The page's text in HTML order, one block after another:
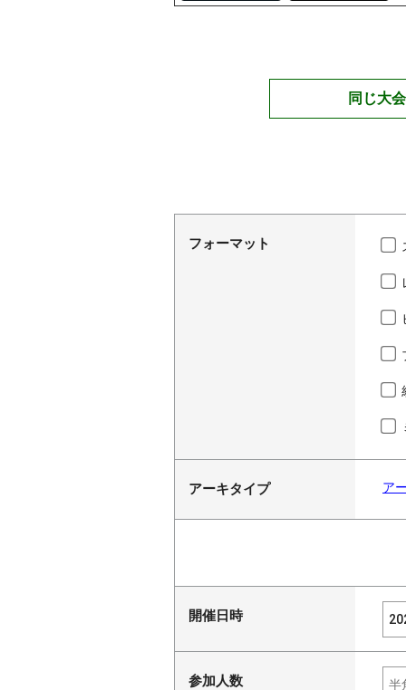
同じ大
フォーマット
アーキタイプ ア
開催日時
参加人数